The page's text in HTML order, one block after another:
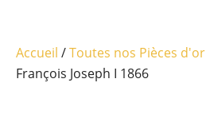
Accueil /Toutes nos Pièces d'or
François Joseph I 1866